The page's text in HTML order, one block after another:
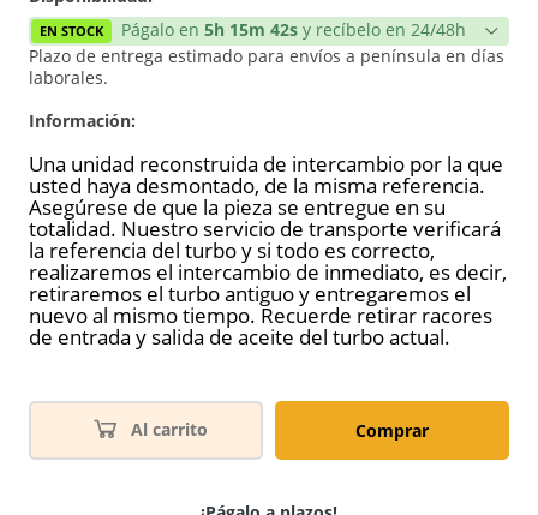
EN STOCK Págalo en 5h 15m 41s y recíbelo en 24/48h
Plazo de entrega estimado para envíos a península en días
laborales.
Información:
Una unidad reconstruida de intercambio por la que
usted haya desmontado, de la misma referencia.
Asegúrese de que la pieza se entregue en su
totalidad. Nuestro servicio de transporte verificará
la referencia del turbo y si todo es correcto,
realizaremos el intercambio de inmediato, es decir,
retiraremos el turbo antiguo y entregaremos el
nuevo al mismo tiempo. Recuerde retirar racores
de entrada y salida de aceite del turbo actual.
Al carrito Comprar